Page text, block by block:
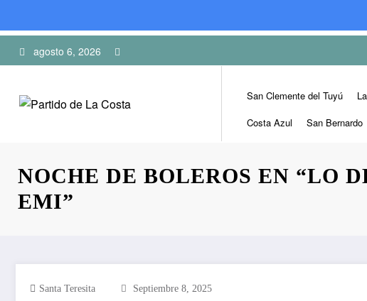
to
agosto 6, 2026
San Clemente del Tuyú
Costa Azul
San Bernardo
NOCHE DE BOLEROS EN “LO
EMI”
Santa Teresita Septiembre 8, 2025